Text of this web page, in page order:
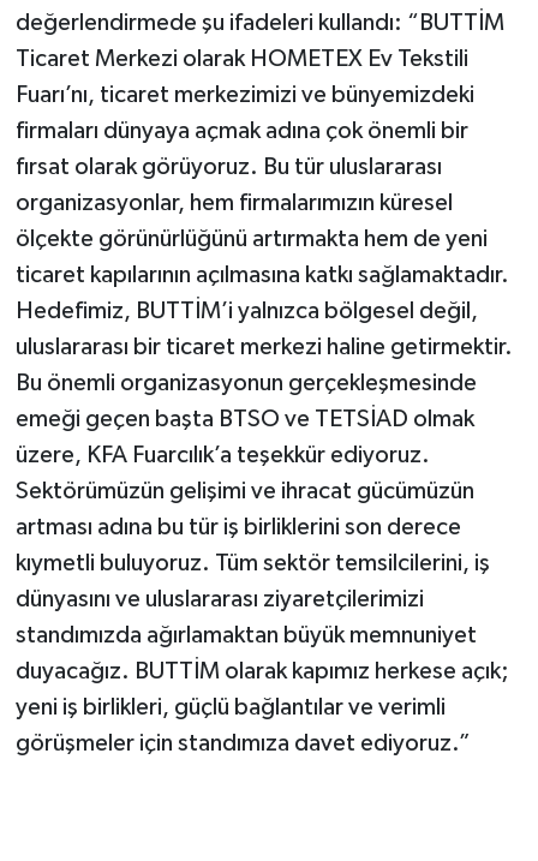
değerlendirmede şu ifadeleri kullandı: “BUTTİM
Ticaret Merkezi olarak HOMETEX Ev Tekstili
Fuarı’nı, ticaret merkezimizi ve bünyemizdeki
firmaları dünyaya açmak adına çok önemli bir
fırsat olarak görüyoruz. Bu tür uluslararası
organizasyonlar, hem firmalarımızın küresel
ölçekte görünürlüğünü artırmakta hem de yeni
ticaret kapılarının açılmasına katkı sağlamaktadır.
Hedefimiz, BUTTİM’i yalnızca bölgesel değil,
uluslararası bir ticaret merkezi haline getirmektir.
Bu önemli organizasyonun gerçekleşmesinde
emeği geçen başta BTSO ve TETSİAD olmak
üzere, KFA Fuarcılık’a teşekkür ediyoruz.
Sektörümüzün gelişimi ve ihracat gücümüzün
artması adına bu tür iş birliklerini son derece
kıymetli buluyoruz. Tüm sektör temsilcilerini, iş
dünyasını ve uluslararası ziyaretçilerimizi
standımızda ağırlamaktan büyük memnuniyet
duyacağız. BUTTİM olarak kapımız herkese açık;
yeni iş birlikleri, güçlü bağlantılar ve verimli
görüşmeler için standımıza davet ediyoruz.”